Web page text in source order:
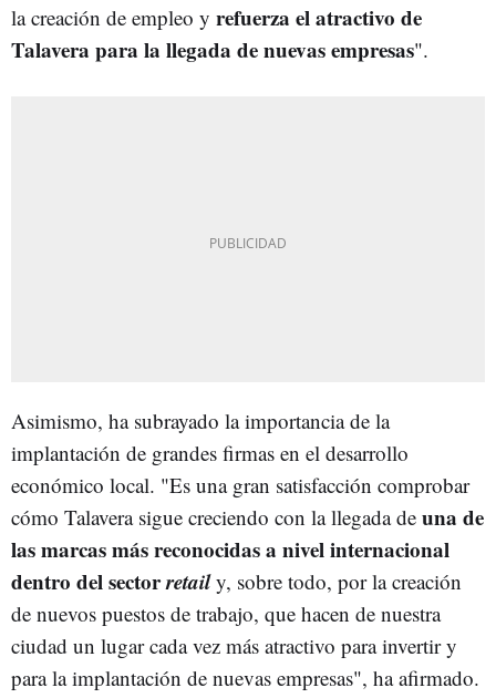
la creación de empleo y refuerza el atractivo de
Talavera para la llegada de nuevas empresas".
Asimismo, ha subrayado la importancia de la
implantación de grandes firmas en el desarrollo
económico local. "Es una gran satisfacción comprobar
cómo Talavera sigue creciendo con la llegada de una de
las marcas más reconocidas a nivel internacional
dentro del sectorretaily, sobre todo, por la creación
de nuevos puestos de trabajo, que hacen de nuestra
ciudad un lugar cada vez más atractivo para invertir y
para la implantación de nuevas empresas", ha afirmado.